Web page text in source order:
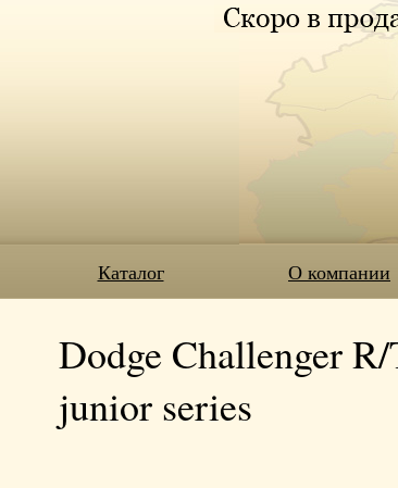
Каталог О компании
Dodge Challenger
junior series